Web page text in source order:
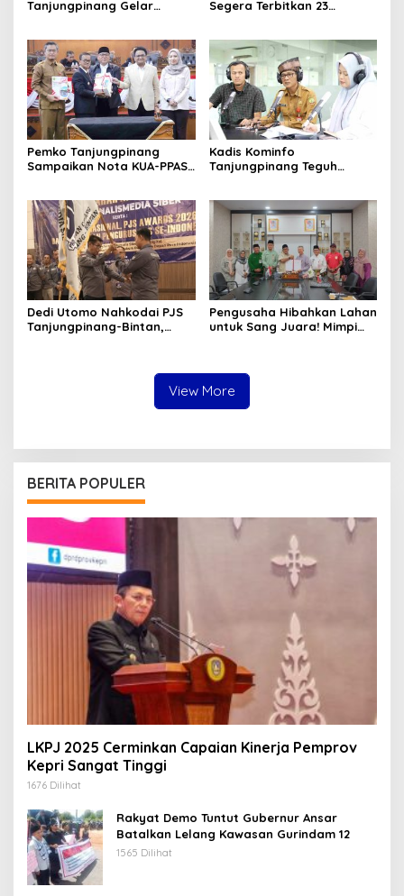
Tanjungpinang Gelar
Kepemimpinan
Segera Terbitkan 23
Pemko Tanjungpinang
Sampaikan Nota KUA-PPAS
Kadis Kominfo
Tanjungpinang Teguh
Pemerintah
Dedi Utomo Nahkodai PJS
Tanjungpinang-Bintan,
Pengusaha Hibahkan Lahan
untuk Sang Juara! Mimpi
View More
BERITA POPULER
LKPJ 2025 Cerminkan Capaian Kinerja Pemprov
Kepri Sangat Tinggi
1676 Dilihat
Rakyat Demo Tuntut Gubernur Ansar
Batalkan Lelang Kawasan Gurindam 12
1565 Dilihat